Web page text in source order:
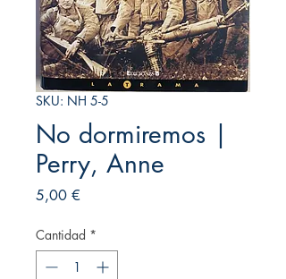
SKU: NH 5-5
No dormiremos |
Perry, Anne
5,00 €
Cantidad *